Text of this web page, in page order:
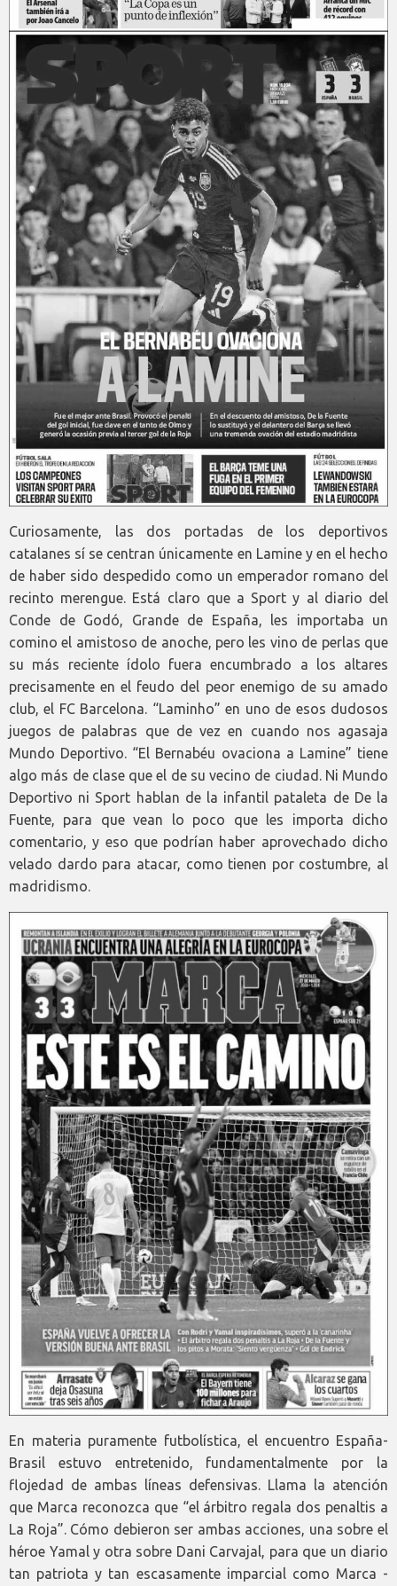
Curiosamente, las dos portadas de los deportivos
catalanes sí se centran únicamente en Lamine y en el hecho
de haber sido despedido como un emperador romano del
recinto merengue. Está claro que a Sport y al diario del
Conde de Godó, Grande de España, les importaba un
comino el amistoso de anoche, pero les vino de perlas que
su más reciente ídolo fuera encumbrado a los altares
precisamente en el feudo del peor enemigo de su amado
club, el FC Barcelona. “Laminho” en uno de esos dudosos
juegos de palabras que de vez en cuando nos agasaja
Mundo Deportivo. “El Bernabéu ovaciona a Lamine” tiene
algo más de clase que el de su vecino de ciudad. Ni Mundo
Deportivo ni Sport hablan de la infantil pataleta de De la
Fuente, para que vean lo poco que les importa dicho
comentario, y eso que podrían haber aprovechado dicho
velado dardo para atacar, como tienen por costumbre, al
madridismo.
En materia puramente futbolística, el encuentro España-
Brasil estuvo entretenido, fundamentalmente por la
flojedad de ambas líneas defensivas. Llama la atención
que Marca reconozca que “el árbitro regala dos penaltis a
La Roja”. Cómo debieron ser ambas acciones, una sobre el
héroe Yamal y otra sobre Dani Carvajal, para que un diario
tan patriota y tan escasamente imparcial como Marca -